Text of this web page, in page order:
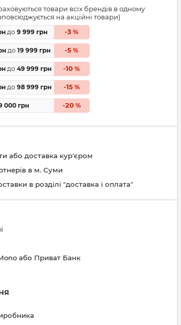
товари всіх брендів в одному
на акційні товари)
до 9 999 грн -3 %
до 19 999 грн -5 %
до 49 999 грн -10 %
до 98 999 грн -15%
000 грн -20%
або доставка кур'єром
в м. Суми
в розділі "доставка і оплата"
або Приват Банк